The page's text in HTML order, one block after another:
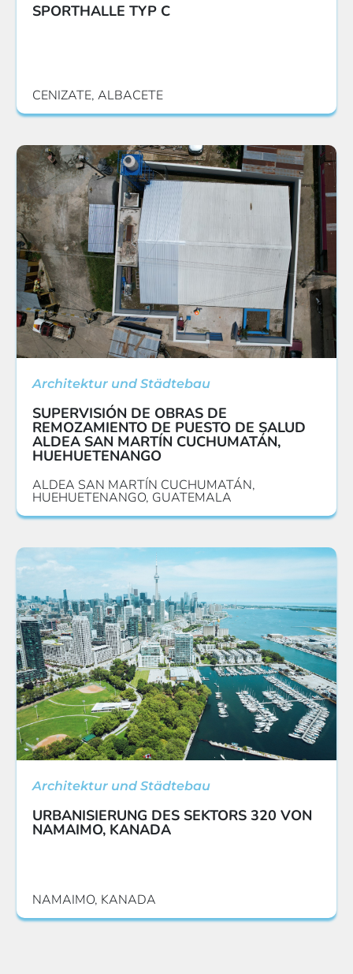
SPORTHALLE TYP C
CENIZATE, ALBACETE
Architektur und Städtebau
SUPERVISIÓN DE OBRAS DE
REMOZAMIENTO DE PUESTO DE SALUD
ALDEA SAN MARTÍN CUCHUMATÁN,
HUEHUETENANGO
ALDEA SAN MARTÍN CUCHUMATÁN,
HUEHUETENANGO, GUATEMALA
Architektur und Städtebau
URBANISIERUNG DES SEKTORS 320 VON
NAMAIMO, KANADA
NAMAIMO, KANADA